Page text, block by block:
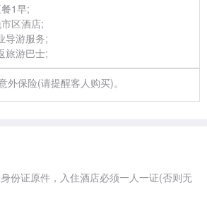
1早;
区酒店;
导游服务;
旅游巴士;
外保险(请提醒客人购买)。
份证原件，入住酒店必须一人一证(否则无